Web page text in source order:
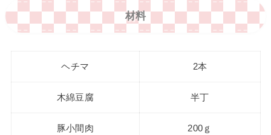
材料
ヘチマ 2本
木綿豆腐 半丁
豚小間肉 200ｇ